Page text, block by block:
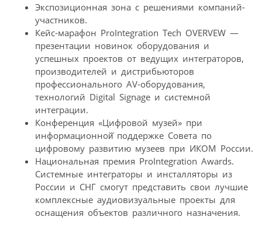
Экспозиционная зона с решениями компаний-
участников.
Кейс-марафон ProIntegration Tech OVERVEW —
презентации новинок оборудования и
успешных проектов от ведущих интеграторов,
производителей и дистрибьюторов
профессионального AV-оборудования,
технологий Digital Signage и системной
интеграции.
Конференция «Цифровой музей» при
информационной̆ поддержке Совета по
цифровому развитию музеев при ИКОМ России.
Национальная премия ProIntegration Awards.
Системные интеграторы и инсталляторы из
России и СНГ смогут представить свои лучшие
комплексные аудиовизуальные проекты для
оснащения объектов различного назначения.